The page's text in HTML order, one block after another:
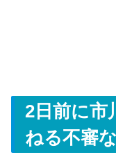
2日前に市
ねる不審